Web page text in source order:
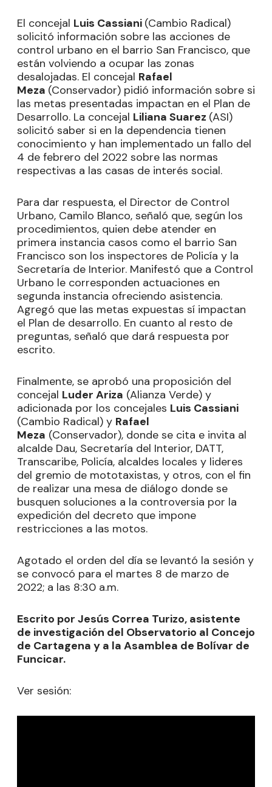
El concejal Luis Cassiani (Cambio Radical)
solicitó información sobre las acciones de
control urbano en el barrio San Francisco, que
están volviendo a ocupar las zonas
desalojadas. El concejal Rafael
Meza (Conservador) pidió información sobre si
las metas presentadas impactan en el Plan de
Desarrollo. La concejal Liliana Suarez (ASI)
solicitó saber si en la dependencia tienen
conocimiento y han implementado un fallo del
4 de febrero del 2022 sobre las normas
respectivas a las casas de interés social.
Para dar respuesta, el Director de Control
Urbano, Camilo Blanco, señaló que, según los
procedimientos, quien debe atender en
primera instancia casos como el barrio San
Francisco son los inspectores de Policía y la
Secretaría de Interior. Manifestó que a Control
Urbano le corresponden actuaciones en
segunda instancia ofreciendo asistencia.
Agregó que las metas expuestas sí impactan
el Plan de desarrollo. En cuanto al resto de
preguntas, señaló que dará respuesta por
escrito.
Finalmente, se aprobó una proposición del
concejal Luder Ariza (Alianza Verde) y
adicionada por los concejales Luis Cassiani
(Cambio Radical) y Rafael
Meza (Conservador), donde se cita e invita al
alcalde Dau, Secretaría del Interior, DATT,
Transcaribe, Policía, alcaldes locales y lideres
del gremio de mototaxistas, y otros, con el fin
de realizar una mesa de diálogo donde se
busquen soluciones a la controversia por la
expedición del decreto que impone
restricciones a las motos.
Agotado el orden del día se levantó la sesión y
se convocó para el martes 8 de marzo de
2022; a las 8:30 a.m.
Escrito por Jesús Correa Turizo, asistente
de investigación del Observatorio al Concejo
de Cartagena y a la Asamblea de Bolívar de
Funcicar.
Ver sesión: